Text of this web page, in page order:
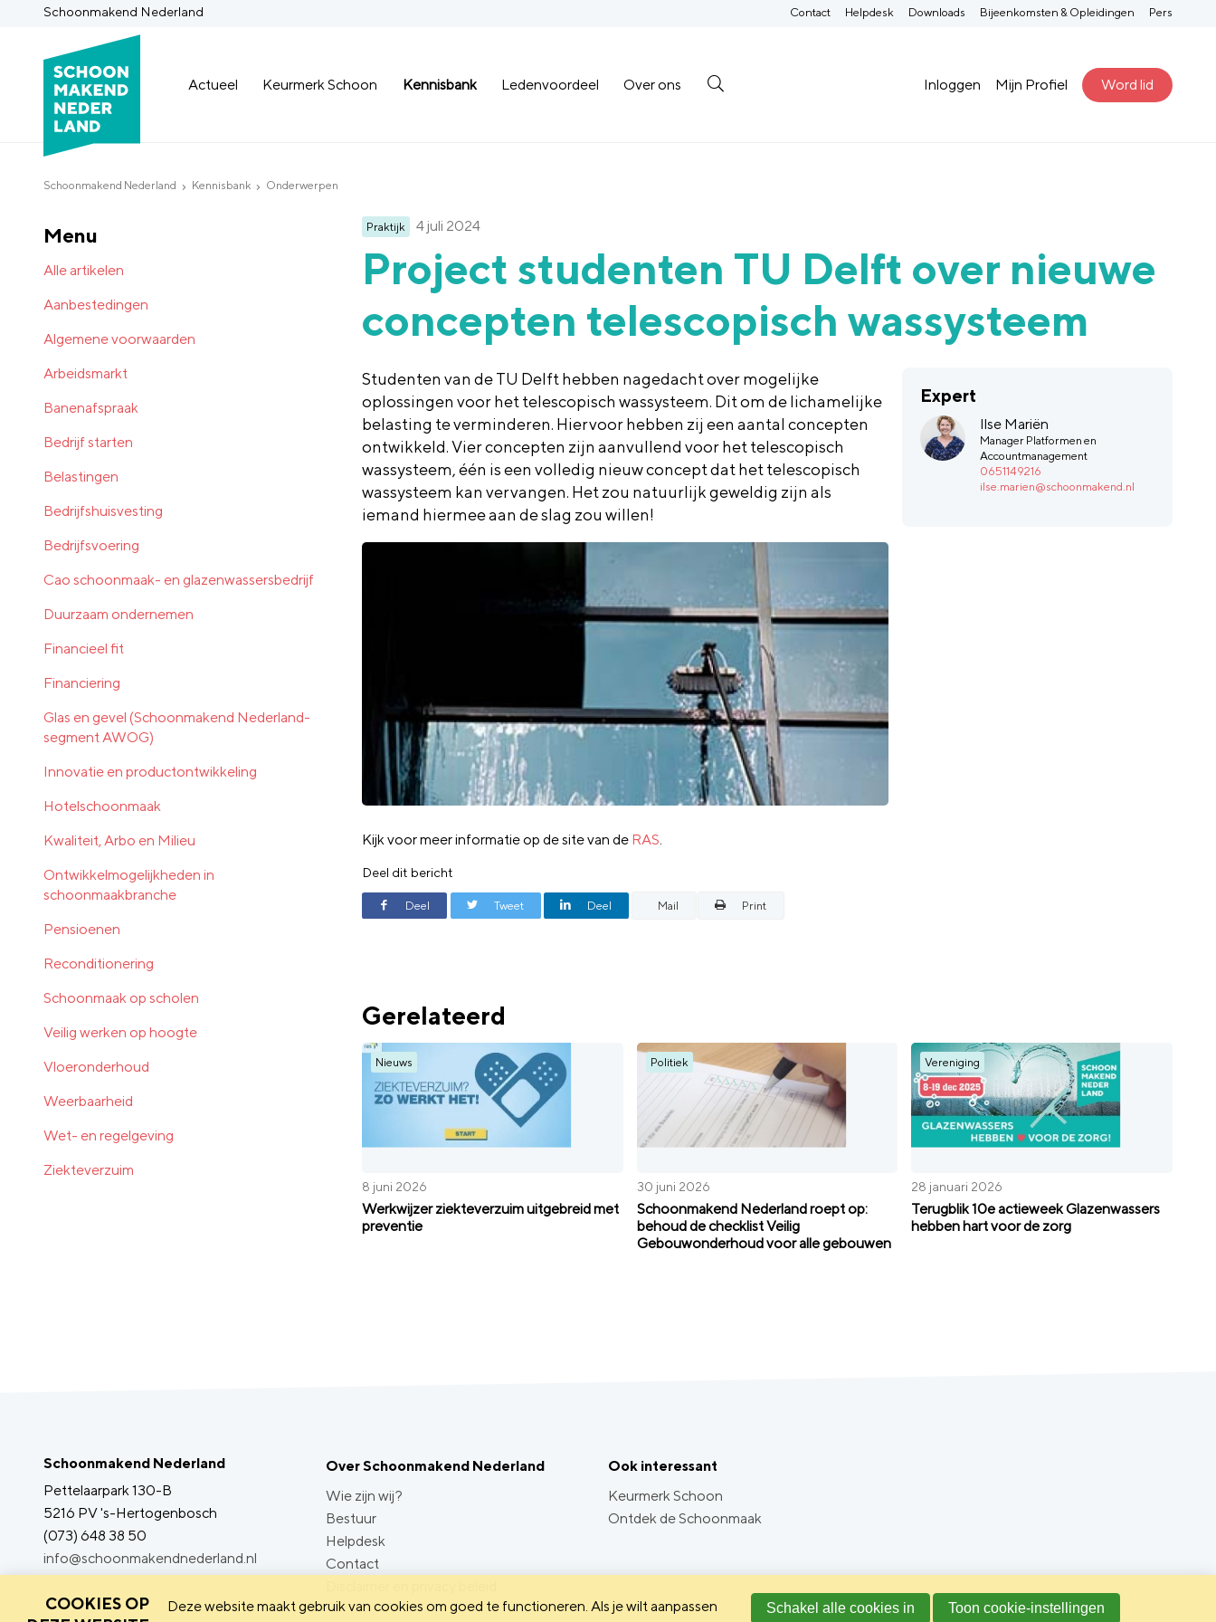
Schoonmakend Nederland
Actueel Keurmerk Schoon Kennisbank Ledenvoordeel Over ons Inloggen Mijn Profiel Word lid
Contact Helpdesk Downloads Bijeenkomsten & Opleidingen Pers
Schoonmakend Nederland Kennisbank Onderwerpen
Praktijk 4 juli 2024
Project studenten TU Delft over nieuwe
concepten telescopisch wassysteem
Studenten van de TU Delft hebben nagedacht over mogelijke
oplossingen voor het telescopisch wassysteem. Dit om de lichamelijke
belasting te verminderen. Hiervoor hebben zij een aantal concepten
ontwikkeld. Vier concepten zijn aanvullend voor het telescopisch
wassysteem, één is een volledig nieuw concept dat het telescopisch
wassysteem kan vervangen. Het zou natuurlijk geweldig zijn als
iemand hiermee aan de slag zou willen!
Expert
Ilse Mariën
Manager Platformen en
Accountmanagement
0651149216
ilse.marien@schoonmakend.nl
Kijk voor meer informatie op de site van de RAS.
Deel dit bericht
Deel Tweet Deel Mail Print
Gerelateerd
Nieuws
8 juni 2026
Werkwijzer ziekteverzuim uitgebreid met
preventie
Politiek
30 juni 2026
Schoonmakend Nederland roept op:
behoud de checklist Veilig
Gebouwonderhoud voor alle gebouwen
Vereniging
28 januari 2026
Terugblik 10e actieweek Glazenwassers
hebben hart voor de zorg
Menu
Alle artikelen
Aanbestedingen
Algemene voorwaarden
Arbeidsmarkt
Banenafspraak
Bedrijf starten
Belastingen
Bedrijfshuisvesting
Bedrijfsvoering
Cao schoonmaak- en glazenwassersbedrijf
Duurzaam ondernemen
Financieel fit
Financiering
Glas en gevel (Schoonmakend Nederland-
segment AWOG)
Innovatie en productontwikkeling
Hotelschoonmaak
Kwaliteit, Arbo en Milieu
Ontwikkelmogelijkheden in
schoonmaakbranche
Pensioenen
Reconditionering
Schoonmaak op scholen
Veilig werken op hoogte
Vloeronderhoud
Weerbaarheid
Wet- en regelgeving
Ziekteverzuim
Schoonmakend Nederland
Pettelaarpark 130-B
5216 PV 's-Hertogenbosch
(073) 648 38 50
info@schoonmakendnederland.nl
Over Schoonmakend Nederland
Wie zijn wij?
Bestuur
Helpdesk
Contact
Ook interessant
Keurmerk Schoon
Ontdek de Schoonmaak
COOKIES OP
Deze website maakt gebruik van cookies om goed te functioneren. Als je wilt aanpassen
Schakel alle cookies in Toon cookie-instellingen